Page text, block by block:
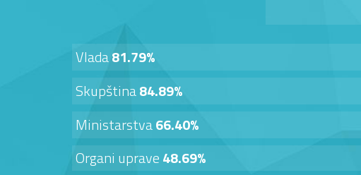
Vlada81.79%
Skupština84.89%
Ministarstva66.40%
Organi uprave48.69%